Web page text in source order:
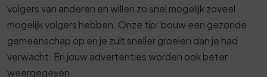
volgers van anderen en willen zo snel mogelijk zoveel
mogelijk volgers hebben. Onze tip: bouw een gezonde
gemeenschap op en je zult sneller groeien dan je had
verwacht. En jouw advertenties worden ook beter
weergegeven.